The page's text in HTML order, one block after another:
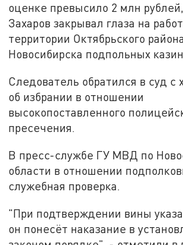
оценке превысило 2 млн
Захаров закрывал глаза на
территории Октябрьского
Новосибирска подпольных
Следователь обратился в суд с
об избрании в отношении
высокопоставленного
пресечения.
В пресс-службе ГУ МВД по
области в отношении
служебная проверка.
"При подтверждении вины
он понесёт наказание в